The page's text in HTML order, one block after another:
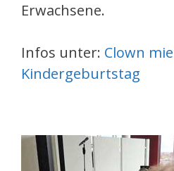
Erwachsene.
Infos unter: Clown
Kindergeburtstag